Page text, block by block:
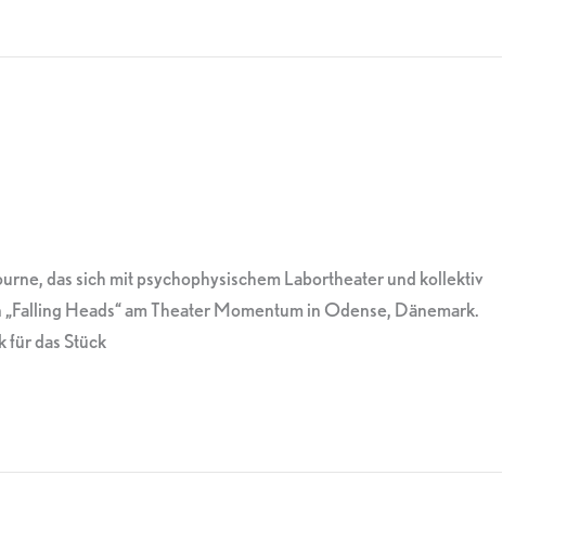
das sich mit psychophysischem Labortheater und kollektiv
Heads“ am Theater Momentum in Odense, Dänemark.
für das Stück